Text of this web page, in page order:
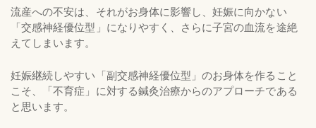
流産への不安は、それがお身体に影響し、妊娠に向かない
「交感神経優位型」になりやすく、さらに子宮の血流を途絶
えてしまいます。
妊娠継続しやすい「副交感神経優位型」のお身体を作ること
こそ、「不育症」に対する鍼灸治療からのアプローチである
と思います。